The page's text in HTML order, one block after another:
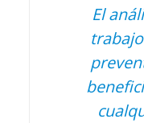
El